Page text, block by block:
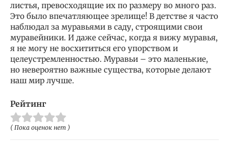
листья, превосходящие их по размеру во много раз.
Это было впечатляющее зрелище! В детстве я часто
наблюдал за муравьями в саду, строящими свои
муравейники. И даже сейчас, когда я вижу муравья,
я не могу не восхититься его упорством и
целеустремленностью. Муравьи – это маленькие,
но невероятно важные существа, которые делают
наш мир лучше.
Рейтинг
( Пока оценок нет )